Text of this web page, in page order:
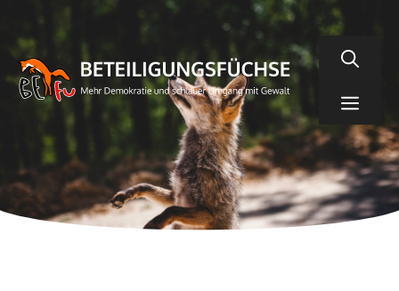
springen